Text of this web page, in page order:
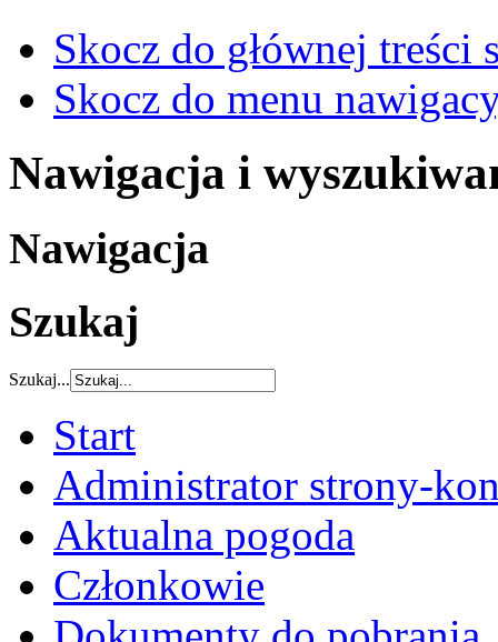
Skocz do głównej treści
Skocz do menu
Nawigacja i
Nawigacja
Szukaj
Szukaj...
Start
Administrator strony-
Aktualna pogoda
Członkowie